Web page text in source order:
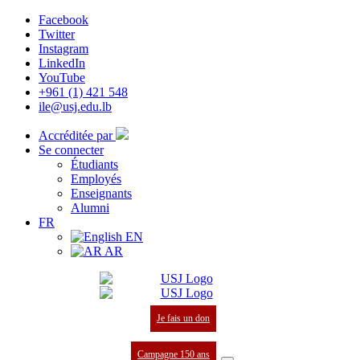
Facebook
Twitter
Instagram
LinkedIn
YouTube
+961 (1) 421 548
ile@usj.edu.lb
Accréditée par
Se connecter
Étudiants
Employés
Enseignants
Alumni
FR
EN
AR
Je fais un don
Campagne 150 ans